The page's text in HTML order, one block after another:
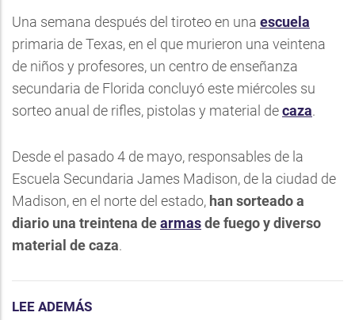
Una semana después del tiroteo en una escuela
primaria de Texas, en el que murieron una veintena
de niños y profesores, un centro de enseñanza
secundaria de Florida concluyó este miércoles su
sorteo anual de rifles, pistolas y material decaza.
Desde el pasado 4 de mayo, responsables de la
Escuela Secundaria James Madison, de la ciudad de
Madison, en el norte del estado, han sorteado a
diario una treintena dearmasde fuego y diverso
material de caza.
LEE ADEMÁS